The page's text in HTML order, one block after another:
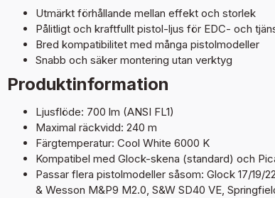
Utmärkt förhållande mellan effekt och storlek
Pålitligt och kraftfullt pistol-ljus för EDC- och
Bred kompatibilitet med många pistolmodeller
Snabb och säker montering utan verktyg
Produktinformation
Ljusflöde: 700 lm (ANSI FL1)
Maximal räckvidd: 240 m
Färgtemperatur: Cool White 6000 K
Kompatibel med Glock-skena (standard) och
Passar flera pistolmodeller såsom: Glock 17/19/
& Wesson M&P9 M2.0, S&W SD40 VE,